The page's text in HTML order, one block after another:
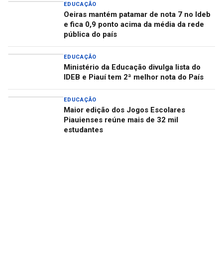
EDUCAÇÃO
Oeiras mantém patamar de nota 7 no Ideb
e fica 0,9 ponto acima da média da rede
pública do país
EDUCAÇÃO
Ministério da Educação divulga lista do
IDEB e Piauí tem 2ª melhor nota do País
EDUCAÇÃO
Maior edição dos Jogos Escolares
Piauienses reúne mais de 32 mil
estudantes